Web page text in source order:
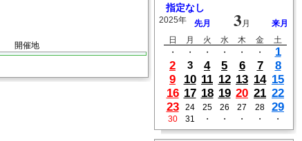
開催地
指定なし
2025年 先月 3 月
来月
日
月 火 水 木 金
土
・
・ ・ ・ ・ ・
1
2
3 4 5 6 7
8
9
10 11 12 13 14 15
16 17 18 19 20 21 22
23
24 25 26 27 28 29
30 31 ・ ・ ・ ・ ・